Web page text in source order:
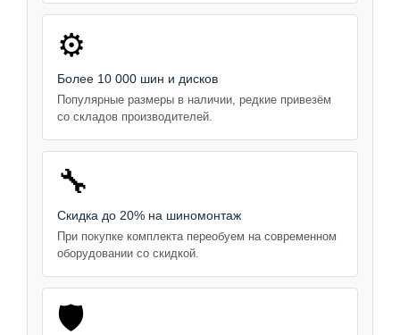
⚙️
Более 10 000 шин и дисков
Популярные размеры в наличии, редкие привезём
со складов производителей.
🔧
Скидка до 20% на шиномонтаж
При покупке комплекта переобуем на современном
оборудовании со скидкой.
🛡️